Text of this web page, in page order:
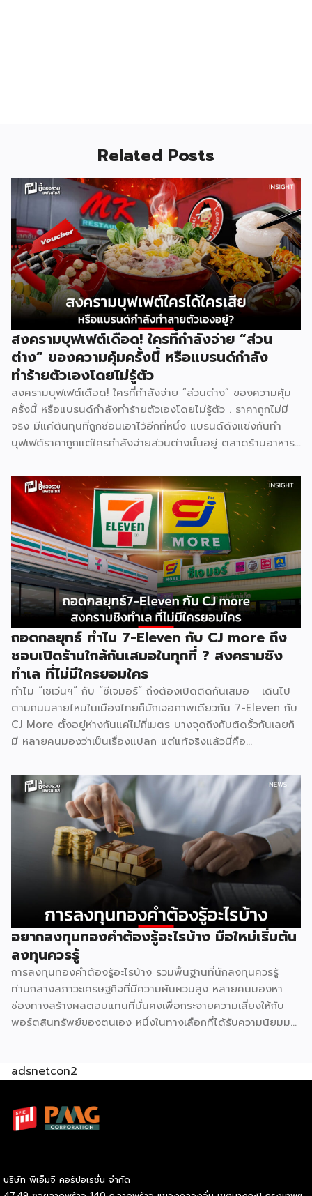
Related Posts
สงครามบุฟเฟต์เดือด! ใครที่กำลังจ่าย “ส่วน
ต่าง” ของความคุ้มครั้งนี้ หรือแบรนด์กำลัง
ทำร้ายตัวเองโดยไม่รู้ตัว
สงครามบุฟเฟต์เดือด! ใครที่กำลังจ่าย “ส่วนต่าง” ของความคุ้ม
ครั้งนี้ หรือแบรนด์กำลังทำร้ายตัวเองโดยไม่รู้ตัว . ราคาถูกไม่มี
จริง มีแค่ต้นทุนที่ถูกซ่อนเอาไว้อีกที่หนึ่ง แบรนด์ดังแข่งกันทำ
บุฟเฟต์ราคาถูกแต่ใครกำลังจ่ายส่วนต่างนั้นอยู่ ตลาดร้านอาหาร
ยังคงเติบโตต่อเนื่อง ฟังดูน่าลงทุน แต่ภายใต้ตัวเลขที่สวยงาม
นั้น ซ่อนความจริงที่ไม่ค่อยมีใครพูดถึง นั่นคือ ยิ่งตลาดใหญ่ การ
แข่งขันยิ่งโหด และสงครามบุฟเฟต์ราคาถูกคือหนึ่งในสมรภูมิที่
เดิมพันสูงที่สุด . [ Content Chapter ] 1.สงครามที่ไม่มีใครกล้า
หยุดก่อน 2.ใครได้ ใครเสีย ทั้งสองฝั่ง 3.Case Study แบรนด์
ไทยในสงครามเดียวกัน 4.ผู้แพ้ที่เงียบที่สุด “พนักงาน” 5.บทสรุป
. [ 1.สงครามที่ไม่มีใครกล้าหยุดก่อน ] . สงครามบุฟเฟต์ไม่ได้เกิด
จากความใจดีของแบรนด์ แต่เกิดจาก ความกลัว กลัวเสียลูกค้าให้
คู่แข่งตามมาตรฐานธุรกิจร้านอาหารไทย Food Cost ที่ดีควรอยู่
ที่ 25–35% ของราคาขาย และ Net […]
ถอดกลยุทธ์ ทำไม 7-Eleven กับ CJ more ถึง
ชอบเปิดร้านใกล้กันเสมอในทุกที่ ? สงครามชิง
ทำเล ที่ไม่มีใครยอมใคร
ทำไม “เซเว่นฯ” กับ “ซีเจมอร์” ถึงต้องเปิดติดกันเสมอ เดินไป
ตามถนนสายไหนในเมืองไทยก็มักเจอภาพเดียวกัน 7-Eleven กับ
CJ More ตั้งอยู่ห่างกันแค่ไม่กี่เมตร บางจุดถึงกับติดรั้วกันเลยก็
มี หลายคนมองว่าเป็นเรื่องแปลก แต่แท้จริงแล้วนี่คือ
ไม่ใช่เรื่องบังเอิญ และไม่ใช่เรื่องที่แบรนด์ใดไล่ตามแบรนด์ใด แต่
เป็นผลลัพธ์ตามธรรมชาติของกลไกตลาดค้าปลีก 1. ทำเลที่ดี
มีอยู่จำกัด ธุรกิจค้าปลีกทุกประเภทต้องพึ่งพา “จุดตัดของการ
สัญจร” เป็นหัวใจหลัก ไม่ว่าจะเป็นสี่แยกไฟแดง ปากซอยที่คนเข้า
ออกทุกวัน หน้าปั๊มน้ำมัน หรือหน้าคอนโดที่มีคนเดินผ่านหนาแน่น
ทำเลลักษณะนี้ในแต่ละพื้นที่มีจำนวนจำกัดมาก ทั้ง 7-Eleven และ
CJ More ต่างก็มองหาปัจจัยเดียวกันคือปริมาณคนเดินผ่าน
สูงสุด จุดที่ตอบโจทย์ได้ดีที่สุดจึงมักเหลืออยู่ไม่กี่จุดในแต่ละย่าน
ผลคือทั้งสองแบรนด์ไปกระจุกตัวอยู่ในบริเวณเดียวกันโดย
ธรรมชาติ ไม่ต่างจากปั๊มน้ำมันหลายเจ้าที่มักตั้งอยู่ตรงข้ามกันบน
ถนนสายหลัก 2. ทฤษฎีคลัสเตอร์การค้า รวมกันแข็งกว่าแยกกัน
ในทางเศรษฐศาสตร์ค้าปลีกมีหลักการที่เรียกว่า retail
agglomeration หรือการรวมกลุ่มธุรกิจประเภทเดียวกันไว้ในจุด
เดียว ฟังดูขัดสามัญสำนึกที่ว่าคู่แข่งควรหนีห่างกันไว้ แต่ในความ
จริงกลับตรงกันข้าม เพราะจุดที่มี 7-Eleven และ CJ More อยู่
ด้วยกันจะกลายเป็น “จุดหมายปลายทาง” […]
อยากลงทุนทองคำต้องรู้อะไรบ้าง มือใหม่เริ่มต้น
ลงทุนควรรู้
การลงทุนทองคำต้องรู้อะไรบ้าง รวมพื้นฐานที่นักลงทุนควรรู้
ท่ามกลางสภาวะเศรษฐกิจที่มีความผันผวนสูง หลายคนมองหา
ช่องทางสร้างผลตอบแทนที่มั่นคงเพื่อกระจายความเสี่ยงให้กับ
พอร์ตสินทรัพย์ของตนเอง หนึ่งในทางเลือกที่ได้รับความนิยมมา
นั้น มีรายละเอียดสำคัญหลายประการที่ต้องทำความเข้าใจให้
ข้อมูลพื้นฐานที่จำเป็นต่อการเตรียมตัวกันก่อนว่ามีประเด็นใดบ้าง
ที่เราต้องศึกษาให้รอบคอบ การลงทุนทองคำ คืออะไร G H
คอยให้มูลค่าของสิ่งนี้ปรับตัวสูงขึ้นเมื่อเวลาผ่านไป โลหะมีค่าชนิด
นี้ได้รับการยกย่องให้เป็นแหล่งพักเงินที่ปลอดภัย หรือ Safe
adsnetcon2
บริษัท พีเอ็มจี คอร์ปอเรชั่น จำกัด